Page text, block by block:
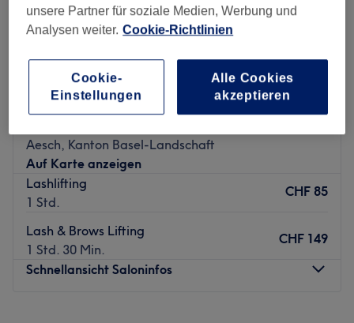
Cosy Beauty by Laetitia & Elise
Aesch, Kanton Basel-Landschaft
Auf Karte anzeigen
Lashlifting
1 Std.
CHF 85
Lash & Brows Lifting
1 Std. 30 Min.
CHF 149
Schnellansicht Saloninfos
unsere Partner für soziale Medien, Werbung und
Analysen weiter. Cookie-Richtlinien
Alle Cookies
akzeptieren
Cookie-
Einstellungen